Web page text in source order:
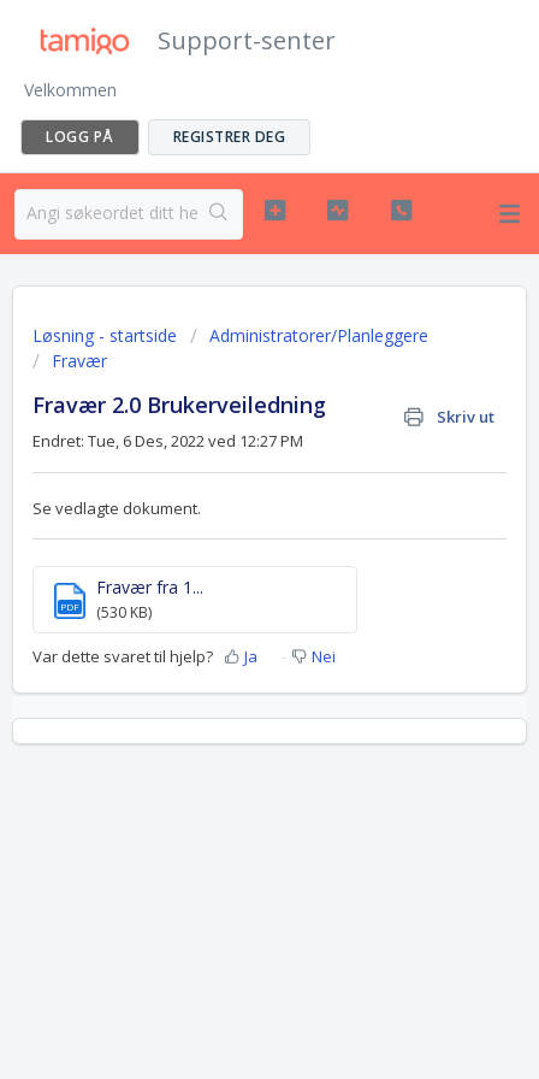
Support-senter
Velkommen
LOGG PÅ REGISTRER DEG
Løsning - startside
Administratorer/Planleggere
Fravær
Fravær 2.0 Brukerveiledning
Skriv ut
Endret: Tue, 6 Des, 2022 ved 12:27 PM
Se vedlagte dokument.
PDF
Fravær fra 1...
(530 KB)
Var dette svaret til hjelp? Ja Nei